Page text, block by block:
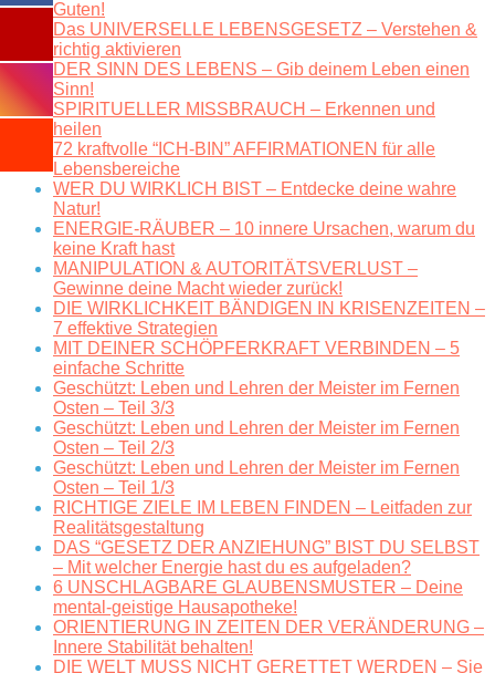
Guten!
Das UNIVERSELLE LEBENSGESETZ – Verstehen &
richtig aktivieren
DER SINN DES LEBENS – Gib deinem Leben einen
Sinn!
SPIRITUELLER MISSBRAUCH – Erkennen und
heilen
72 kraftvolle “ICH-BIN” AFFIRMATIONEN für alle
Lebensbereiche
WER DU WIRKLICH BIST – Entdecke deine wahre
Natur!
ENERGIE-RÄUBER – 10 innere Ursachen, warum du
keine Kraft hast
MANIPULATION & AUTORITÄTSVERLUST –
Gewinne deine Macht wieder zurück!
DIE WIRKLICHKEIT BÄNDIGEN IN KRISENZEITEN –
7 effektive Strategien
MIT DEINER SCHÖPFERKRAFT VERBINDEN – 5
einfache Schritte
Geschützt: Leben und Lehren der Meister im Fernen
Osten – Teil 3/3
Geschützt: Leben und Lehren der Meister im Fernen
Osten – Teil 2/3
Geschützt: Leben und Lehren der Meister im Fernen
Osten – Teil 1/3
RICHTIGE ZIELE IM LEBEN FINDEN – Leitfaden zur
Realitätsgestaltung
DAS “GESETZ DER ANZIEHUNG” BIST DU SELBST
– Mit welcher Energie hast du es aufgeladen?
6 UNSCHLAGBARE GLAUBENSMUSTER – Deine
mental-geistige Hausapotheke!
ORIENTIERUNG IN ZEITEN DER VERÄNDERUNG –
Innere Stabilität behalten!
DIE WELT MUSS NICHT GERETTET WERDEN – Sie